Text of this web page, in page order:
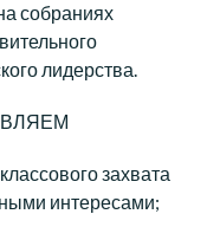
собраниях
лидерства.
захвата
интересами;